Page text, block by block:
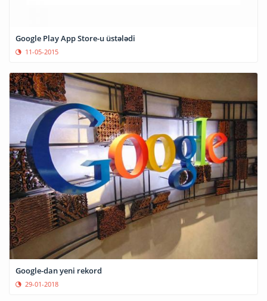
Google Play App Store-u üstələdi
11-05-2015
Google-dan yeni rekord
29-01-2018